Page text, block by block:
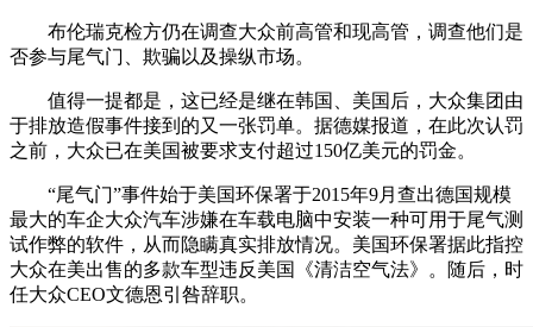
布伦瑞克检方仍在调查大众前高管和现高管，调查他们是
否参与尾气门、欺骗以及操纵市场。
值得一提都是，这已经是继在韩国、美国后，大众集团由
于排放造假事件接到的又一张罚单。据德媒报道，在此次认罚
之前，大众已在美国被要求支付超过150亿美元的罚金。
“尾气门”事件始于美国环保署于2015年9月查出德国规模
最大的车企大众汽车涉嫌在车载电脑中安装一种可用于尾气测
试作弊的软件，从而隐瞒真实排放情况。美国环保署据此指控
大众在美出售的多款车型违反美国《清洁空气法》。随后，时
任大众CEO文德恩引咎辞职。